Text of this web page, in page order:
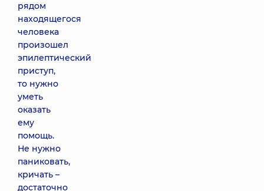
рядом
находящегося
человека
произошел
эпилептический
приступ,
то нужно
уметь
оказать
ему
помощь.
Не нужно
паниковать,
кричать –
достаточно